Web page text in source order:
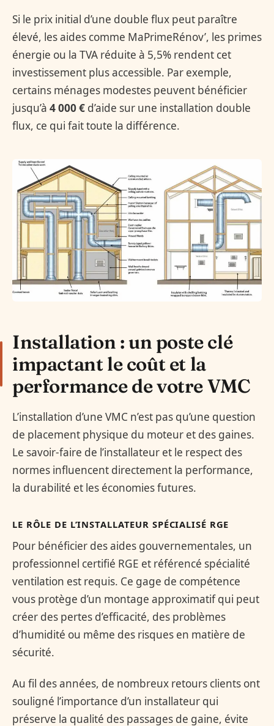
Si le prix initial d’une double flux peut paraître
élevé, les aides comme MaPrimeRénov’, les primes
énergie ou la TVA réduite à 5,5% rendent cet
investissement plus accessible. Par exemple,
certains ménages modestes peuvent bénéficier
jusqu’à 4 000 € d’aide sur une installation double
flux, ce qui fait toute la différence.
Installation : un poste clé
impactant le coût et la
performance de votre VMC
L’installation d’une VMC n’est pas qu’une question
de placement physique du moteur et des gaines.
Le savoir-faire de l’installateur et le respect des
normes influencent directement la performance,
la durabilité et les économies futures.
LE RÔLE DE L’INSTALLATEUR SPÉCIALISÉ RGE
Pour bénéficier des aides gouvernementales, un
professionnel certifié RGE et référencé spécialité
ventilation est requis. Ce gage de compétence
vous protège d’un montage approximatif qui peut
créer des pertes d’efficacité, des problèmes
d’humidité ou même des risques en matière de
sécurité.
Au fil des années, de nombreux retours clients ont
souligné l’importance d’un installateur qui
préserve la qualité des passages de gaine, évite